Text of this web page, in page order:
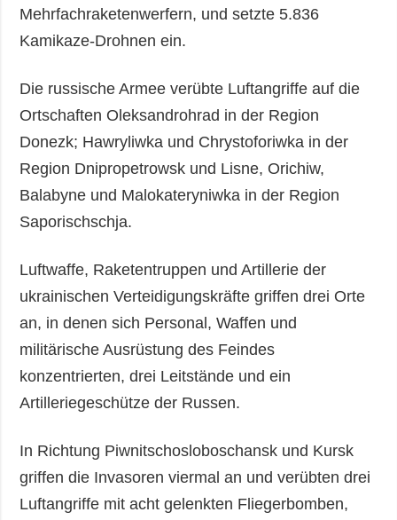
Mehrfachraketenwerfern, und setzte 5.836
Kamikaze-Drohnen ein.
Die russische Armee verübte Luftangriffe auf die
Ortschaften Oleksandrohrad in der Region
Donezk; Hawryliwka und Chrystoforiwka in der
Region Dnipropetrowsk und Lisne, Orichiw,
Balabyne und Malokateryniwka in der Region
Saporischschja.
Luftwaffe, Raketentruppen und Artillerie der
ukrainischen Verteidigungskräfte griffen drei Orte
an, in denen sich Personal, Waffen und
militärische Ausrüstung des Feindes
konzentrierten, drei Leitstände und ein
Artilleriegeschütze der Russen.
In Richtung Piwnitschosloboschansk und Kursk
griffen die Invasoren viermal an und verübten drei
Luftangriffe mit acht gelenkten Fliegerbomben,